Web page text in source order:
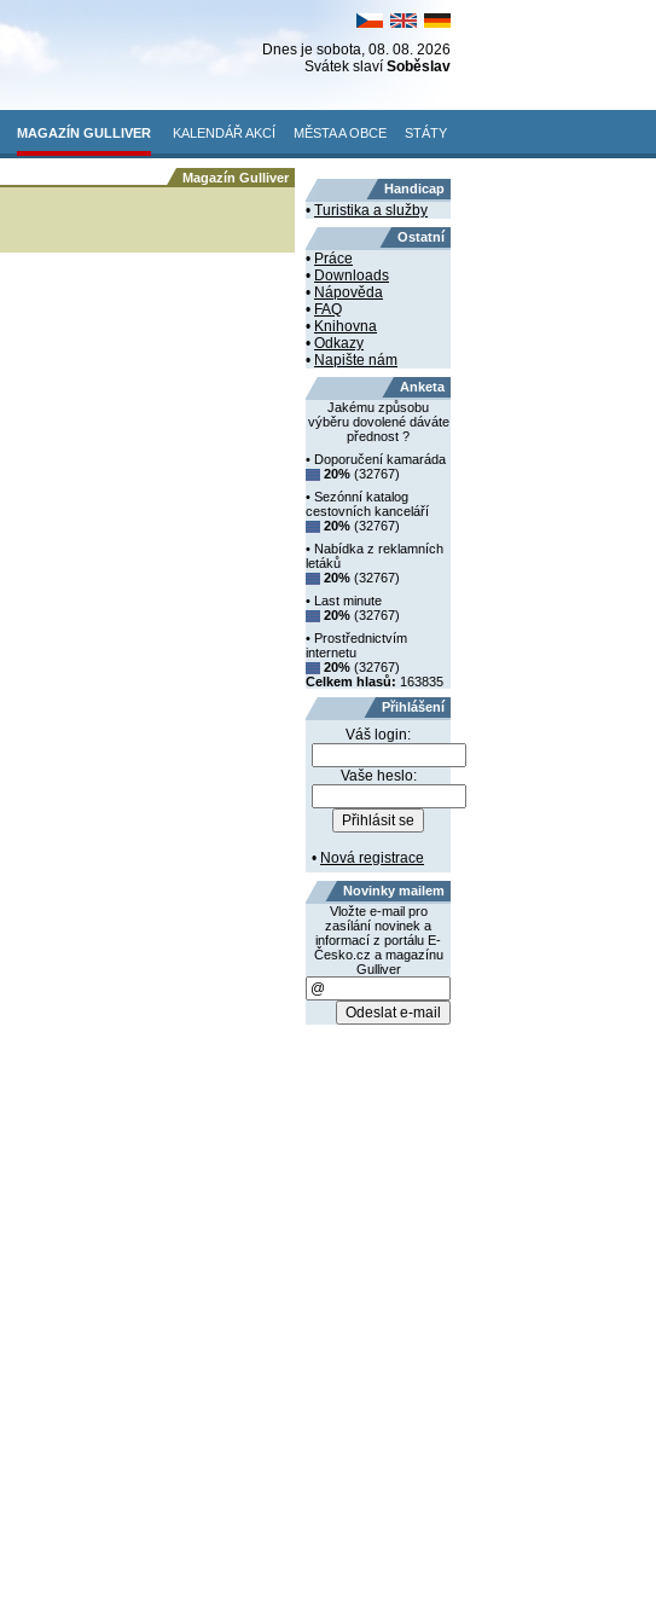
Dnes je sobota, 08. 08. 2026
Svátek slaví Soběslav
MAGAZÍN GULLIVER KALENDÁŘ AKCÍ MĚSTA A OBCE STÁTY
Magazín Gulliver
Handicap
• Turistika a služby
Ostatní
• Práce
• Downloads
• Nápověda
• FAQ
• Knihovna
• Odkazy
• Napište nám
Anketa
Jakému způsobu
výběru dovolené dáváte
přednost ?
• Doporučení kamaráda
20% (32767)
• Sezónní katalog
cestovních kanceláří
20% (32767)
• Nabídka z reklamních
letáků
20% (32767)
• Last minute
20% (32767)
• Prostřednictvím
internetu
20% (32767)
Celkem hlasů: 163835
Přihlášení
Váš login:
Vaše heslo:
• Nová registrace
Novinky mailem
Vložte e-mail pro
zasílání novinek a
informací z portálu E-
Česko.cz a magazínu
Gulliver